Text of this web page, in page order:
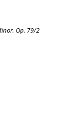
Op. 79/2